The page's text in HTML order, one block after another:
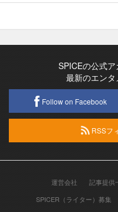
SPICEの公式
最新のエンタ
Follow on Facebook
RSSフ
運営会社 記事提供
SPICER（ライター）募集